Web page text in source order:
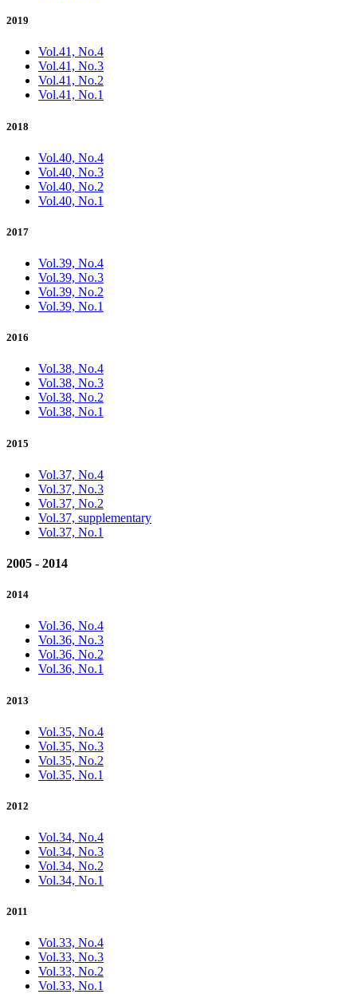
2019
Vol.41, No.4
Vol.41, No.3
Vol.41, No.2
Vol.41, No.1
2018
Vol.40, No.4
Vol.40, No.3
Vol.40, No.2
Vol.40, No.1
2017
Vol.39, No.4
Vol.39, No.3
Vol.39, No.2
Vol.39, No.1
2016
Vol.38, No.4
Vol.38, No.3
Vol.38, No.2
Vol.38, No.1
2015
Vol.37, No.4
Vol.37, No.3
Vol.37, No.2
Vol.37, supplementary
Vol.37, No.1
2005 - 2014
2014
Vol.36, No.4
Vol.36, No.3
Vol.36, No.2
Vol.36, No.1
2013
Vol.35, No.4
Vol.35, No.3
Vol.35, No.2
Vol.35, No.1
2012
Vol.34, No.4
Vol.34, No.3
Vol.34, No.2
Vol.34, No.1
2011
Vol.33, No.4
Vol.33, No.3
Vol.33, No.2
Vol.33, No.1